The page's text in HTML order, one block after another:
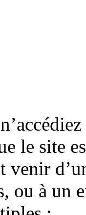
le site
venir
ou à un